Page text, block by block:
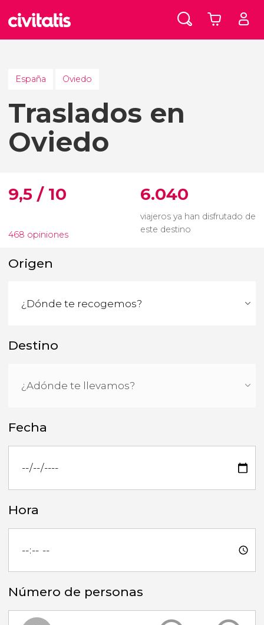
España Oviedo
Traslados en
Oviedo
9,5 / 10
468 opiniones
6.040
viajeros ya han disfrutado de
este destino
Origen
Destino
Fecha
Hora
Número de personas